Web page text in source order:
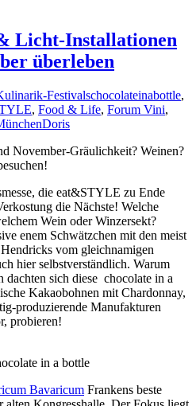
Licht-Installationen
überleben
Festivalschocolateinabottle,
, Food & Life, Forum Vini,
Doris
November-Gräulichkeit? Weinen?
die eat&STYLE zu Ende
die Nächste! Welche
Wein oder Winzersekt?
enem Schwätzchen mit den meist
vom gleichnamigen
hier selbstverständlich. Warum
dachten sich diese chocolate in a
Kakaobohnen mit Chardonnay,
produzierende Manufakturen
probieren!
in a bottle
Bavaricum Frankens beste